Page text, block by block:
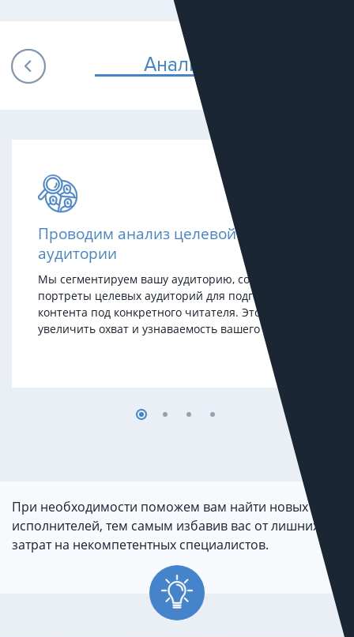
Анализ
Проводим анализ целевой
аудитории
Мы сегментируем вашу аудиторию, составим
портреты целевых аудиторий для подготовки
контента под конкретного читателя. Это позволит
увеличить охват и узнаваемость вашего бренда.
При необходимости поможем вам найти новых
исполнителей, тем самым избавив вас от лишних
затрат на некомпетентных специалистов.